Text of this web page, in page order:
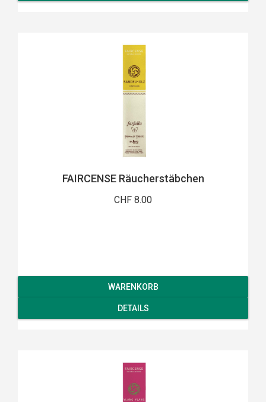
FAIRCENSE Räucherstäbchen
CHF 8.00
WARENKORB
DETAILS